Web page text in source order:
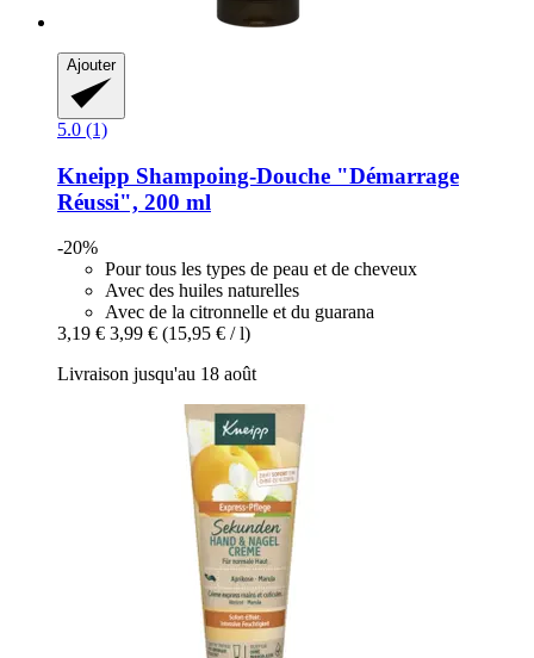
Ajouter
5.0 (1)
Kneipp Shampoing-​Douche "Démarrage
Réussi", 200 ml
-20%
Pour tous les types de peau et de cheveux
Avec des huiles naturelles
Avec de la citronnelle et du guarana
3,19 € 3,99 € (15,95 € / l)
Livraison jusqu'au 18 août